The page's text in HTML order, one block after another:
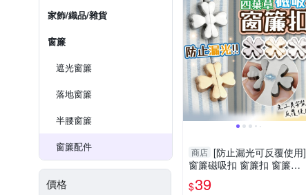
家飾/織品/雜貨
窗簾
遮光窗簾
落地窗簾
半腰窗簾
窗簾配件
價格
商店 [防止漏光可反覆使用]
窗簾磁吸扣 窗簾扣 窗簾固
定扣
$39